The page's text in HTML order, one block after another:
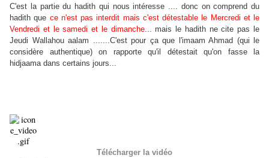
C'est la partie du hadith qui nous intéresse .... donc on comprend du
hadith que ce n'est pas interdit mais c'est détestable le Mercredi et le
Vendredi et le samedi et le dimanche... mais le hadith ne cite pas le
Jeudi Wallahou aalam .......C'est pour ça que l'imaam Ahmad (qui le
considère authentique) on rapporte qu'il détestait qu'on fasse la
hidjaama dans certains jours...
Télécharger la vidéo